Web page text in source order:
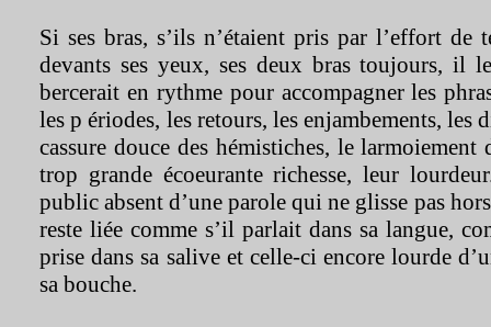
Si ses bras, s’ils n’étaient pris par l’effort
devants ses yeux, ses deux bras toujours, il
bercerait en rythme pour accompagner les
les p ériodes, les retours, les enjambements, les
cassure douce des hémistiches, le
trop grande écoeurante richesse, leur
public absent d’une parole qui ne glisse pas
reste liée comme s’il parlait dans sa langue,
prise dans sa salive et celle-ci encore lourde
sa bouche.